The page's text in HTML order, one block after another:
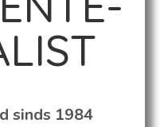
sinds 1984